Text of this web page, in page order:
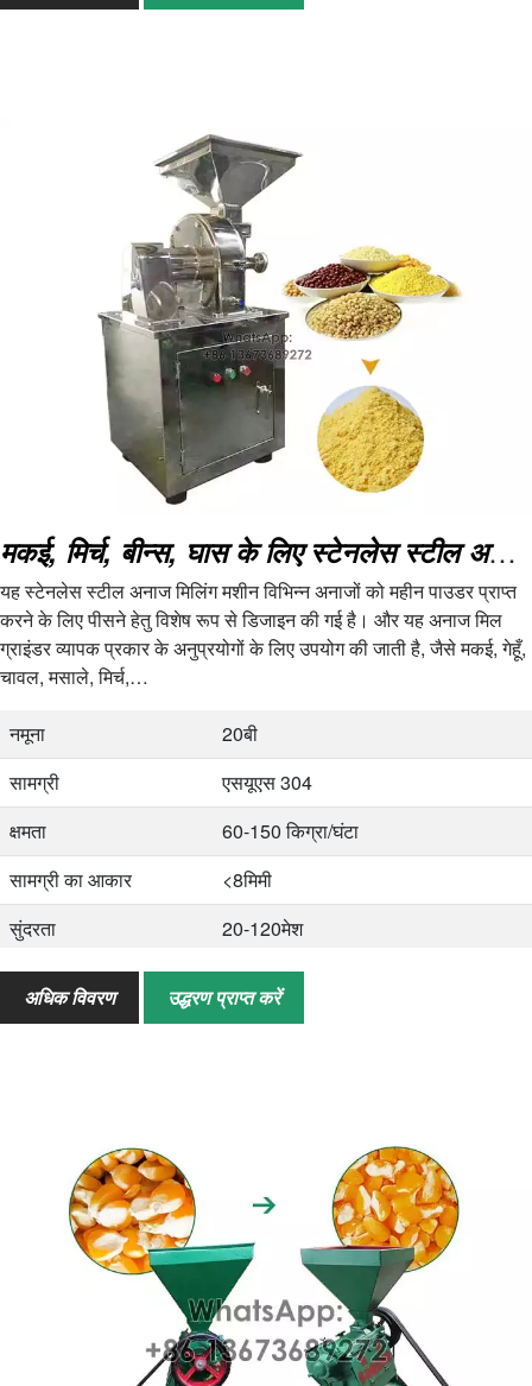
मकई, मिर्च, बीन्स, घास के लिए स्टेनलेस स्टील अनाज मिलिंग मशीन
यह स्टेनलेस स्टील अनाज मिलिंग मशीन विभिन्न अनाजों को महीन पाउडर प्राप्त
करने के लिए पीसने हेतु विशेष रूप से डिजाइन की गई है। और यह अनाज मिल
ग्राइंडर व्यापक प्रकार के अनुप्रयोगों के लिए उपयोग की जाती है, जैसे मकई, गेहूँ,
चावल, मसाले, मिर्च,…
नमूना
20बी
सामग्री
एसयूएस 304
क्षमता
60-150 किग्रा/घंटा
सामग्री का आकार
<8मिमी
सुंदरता
20-120मेश
शक्ति
4 किलोवाट
आकार
600*550*1250मिमी
अधिक विवरण उद्धरण प्राप्त करें